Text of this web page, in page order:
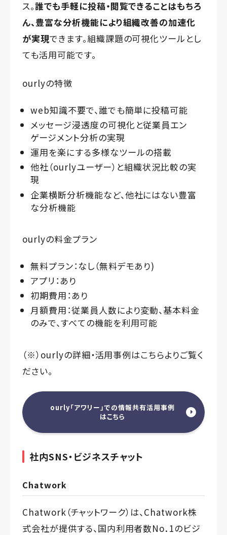
ス。誰でも手軽に投稿・閲覧できることはもちろ
ん、豊富な分析機能により組織改善の加速化
が実現できます。組織課題の可視化ツールとし
ても活用可能です。
ourlyの特徴
web知識不要で、誰でも簡単に投稿可能
メッセージ浸透度の可視化と従業員エン
ゲージメント分析の実現
運用を楽にする多様なツールの搭載
他社（ourlyユーザー）と組織状況比較の実
現
企業横断分析機能など、他社にはない豊富
な分析機能
ourlyの料金プラン
無料プラン：なし（無料デモあり)
アプリ：あり
初期費用：あり
月額費用：従業員人数により変動、基本料金
のみで、すべての機能を利用可能
（※）ourlyの詳細・活用事例はこちらよりご覧く
ださい。
ourly「アワリー」での情報共有活用事例
はこちら
社内SNS・ビジネスチャット
Chatwork
Chatwork（チャットワーク）は、 Chatwork株
式会社が提供する、国内利用者数No．1のビジ